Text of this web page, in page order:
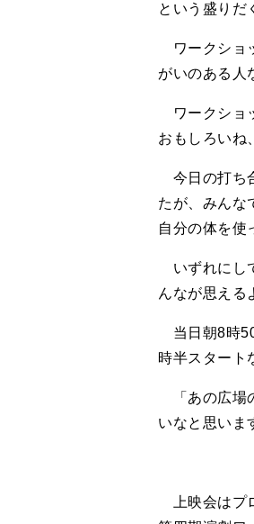
という盛りだ
ワークショ
がいのある人
ワークショ
おもしろいね
今日の打ち
たが、みんな
自分の体を使
いずれにし
んなが思える
当日朝8時
時半スタート
「あの広場
いなと思いま
上映会はプ